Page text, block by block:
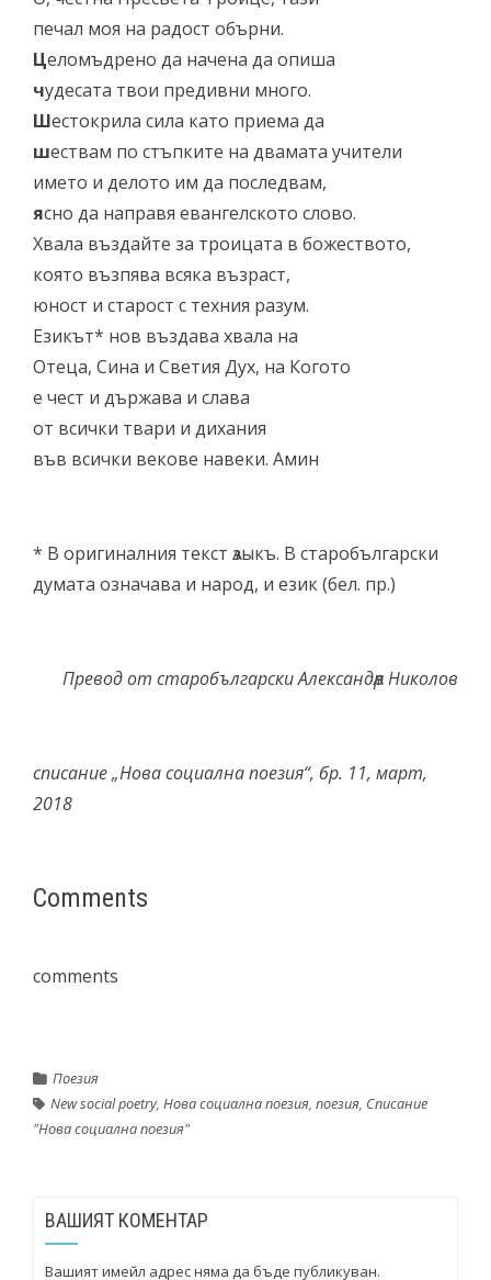
печал моя на радост обърни.
Целомъдрено да начена да опиша
чудесата твои предивни много.
Шестокрила сила като приема да
шествам по стъпките на двамата учители
името и делото им да последвам,
ясно да направя евангелското слово.
Хвала въздайте за троицата в божеството,
която възпява всяка възраст,
юност и старост с техния разум.
Езикът* нов въздава хвала на
Отеца, Сина и Светия Дух, на Когото
е чест и държава и слава
от всички твари и дихания
във всички векове навеки. Амин
* В оригиналния текст ѧзыкъ. В старобългарски
думата означава и народ, и език (бел. пр.)
Превод от старобългарски Александѫр Николов
списание „Нова социална поезия“, бр. 11, март,
2018
Comments
comments
Поезия
New social poetry, Нова социална поезия, поезия, Списание
"Нова социална поезия"
ВАШИЯТ КОМЕНТАР
Вашият имейл адрес няма да бъде публикуван.